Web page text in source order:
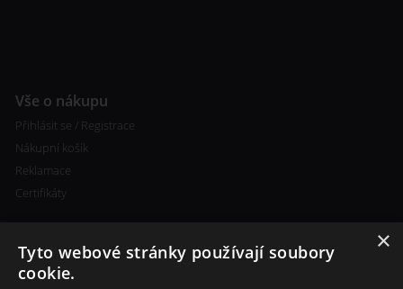
Vše o nákupu
Přihlásit se / Registrace
Nákupní košík
Reklamace
Certifikáty
×
Tyto webové stránky používají soubory
cookie.